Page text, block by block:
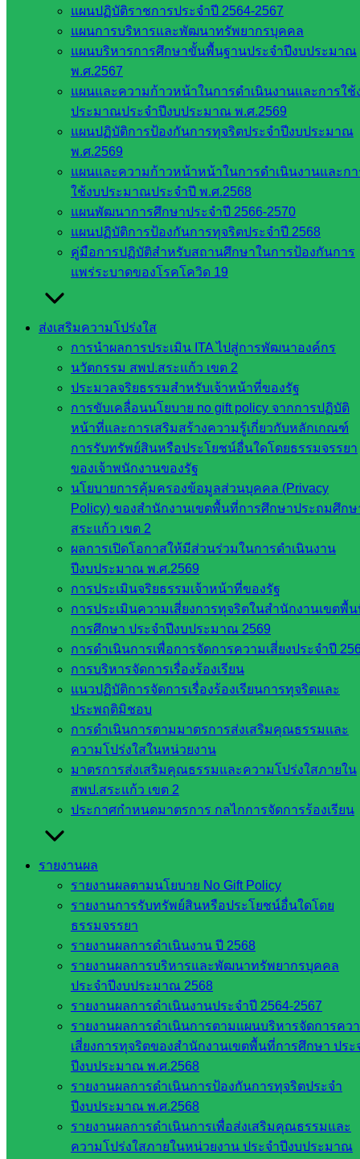
แผนปฏิบัติราชการประจำปี 2564-2567
แผนการบริหารและพัฒนาทรัพยากรบุคคล
แผนบริหารการศึกษาขั้นพื้นฐานประจำปีงบประมาณ
พ.ศ.2567
แผนและความก้าวหน้าในการดำเนินงานและการใช้
ประมาณประจำปีงบประมาณ พ.ศ.2569
แผนปฏิบัติการป้องกันการทุจริตประจำปีงบประมาณ
พ.ศ.2569
แผนและความก้าวหน้าหน้าในการดำเนินงานและก
ใช้งบประมาณประจำปี พ.ศ.2568
แผนพัฒนาการศึกษาประจำปี 2566-2570
แผนปฏิบัติการป้องกันการทุจริตประจำปี 2568
คู่มือการปฏิบัติสำหรับสถานศึกษาในการป้องกันการ
แพร่ระบาดของโรคโควิด 19
ส่งเสริมความโปร่งใส
การนำผลการประเมิน ITA ไปสู่การพัฒนาองค์กร
นวัตกรรม สพป.สระแก้ว เขต 2
ประมวลจริยธรรมสำหรับเจ้าหน้าที่ของรัฐ
การขับเคลื่อนนโยบาย no gift policy จากการปฏิบัติ
หน้าที่และการเสริมสร้างความรู้เกี่ยวกับหลักเกณฑ์
การรับทรัพย์สินหรือประโยชน์อื่นใดโดยธรรมจรรยา
ของเจ้าพนักงานของรัฐ
นโยบายการคุ้มครองข้อมูลส่วนบุคคล (Privacy
Policy) ของสำนักงานเขตพื้นที่การศึกษาประถมศึกษ
สระแก้ว เขต 2
ผลการเปิดโอกาสให้มีส่วนร่วมในการดำเนินงาน
ปีงบประมาณ พ.ศ.2569
การประเมินจริยธรรมเจ้าหน้าที่ของรัฐ
การประเมินความเสี่ยงการทุจริตในสำนักงานเขตพื้
การศึกษา ประจำปีงบประมาณ 2569
การดำเนินการเพื่อการจัดการความเสี่ยงประจำปี
การบริหารจัดการเรื่องร้องเรียน
แนวปฏิบัติการจัดการเรื่องร้องเรียนการทุจริตและ
ประพฤติมิชอบ
การดำเนินการตามมาตรการส่งเสริมคุณธรรมและ
ความโปร่งใสในหน่วยงาน
มาตรการส่งเสริมคุณธรรมและความโปร่งใสภายใน
สพป.สระแก้ว เขต 2
ประกาศกำหนดมาตรการ กลไกการจัดการร้องเรียน
รายงานผล
รายงานผลตามนโยบาย No Gift Policy
รายงานการรับทรัพย์สินหรือประโยชน์อื่นใดโดย
ธรรมจรรยา
รายงานผลการดำเนินงาน ปี 2568
รายงานผลการบริหารและพัฒนาทรัพยากรบุคคล
ประจำปีงบประมาณ 2568
รายงานผลการดำเนินงานประจำปี 2564-2567
รายงานผลการดำเนินการตามแผนบริหารจัดการคว
เสี่ยงการทุจริตของสำนักงานเขตพื้นที่การศึกษา ประ
ปีงบประมาณ พ.ศ.2568
รายงานผลการดำเนินการป้องกันการทุจริตประจำ
ปีงบประมาณ พ.ศ.2568
รายงานผลการดำเนินการเพื่อส่งเสริมคุณธรรมและ
ความโปร่งใสภายในหน่วยงาน ประจำปีงบประมาณ
งานประชาสัมพันธ์ สพป.สก.2
หน่วยงาน
ที่เกี่ยวข้อง
กระทรวง
ศึกษาธิการ
กระทรวง
การ
อุดมศึกษา
สำนักงาน
เลขาธิการ
สภาการ
ศึกษา
สำนักงาน
กรรมการ
การ
อาชีวศึกษา
สำนักงาน
คณะ
กรรมการ
การศึกษา
ขั้นพื้น
รายชื่อ
มหาวิทยาลัย
ประเทศไทย
เว็บไซต์
สำนักต่าง
ๆ ใน
เว็บไซต์
สังกัด
สพฐ.
เว็บไซต์
สพป. ใน
สพฐ.
กรมบัญชี
สำนักงาน
ส.ก.ส.ค
หน่วยงาน
ในจังหวัด
สระแก้ว